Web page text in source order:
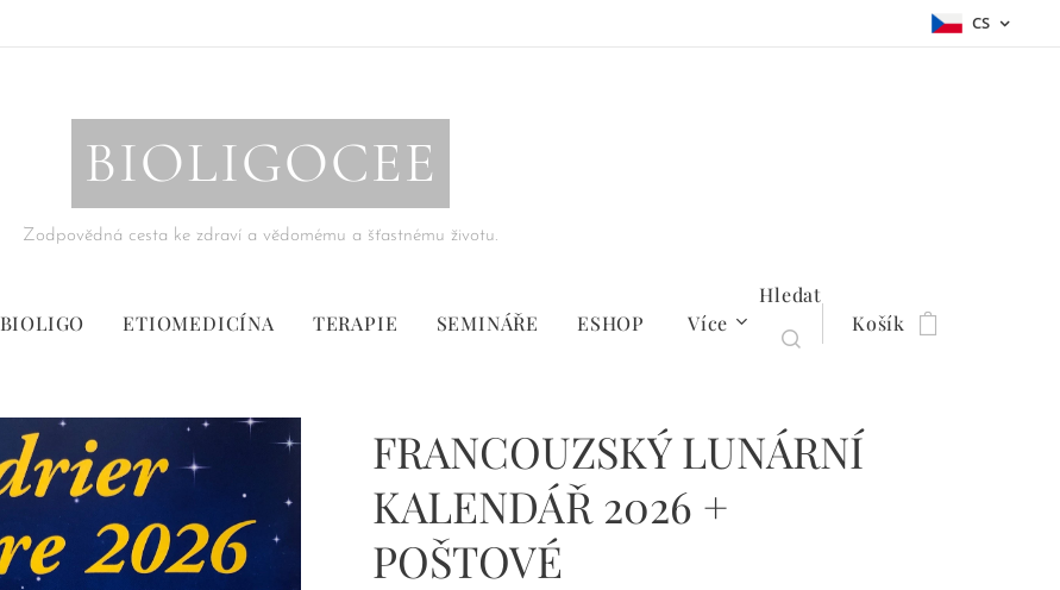
CS
BIOLIGOCEE
Zodpovědná cesta ke zdraví a vědomému a šťastnému životu.
BIOLIGO ETIOMEDICÍNA TERAPIE SEMINÁŘE ESHOP Více
Hledat
Košík
FRANCOUZSKÝ LUNÁRNÍ
KALENDÁŘ 2026 +
POŠTOVÉ